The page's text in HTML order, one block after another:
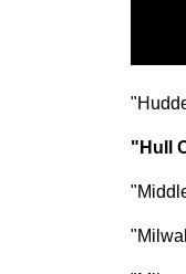
"Hull